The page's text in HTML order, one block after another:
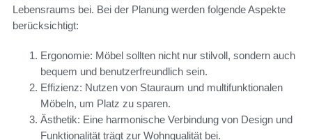
Lebensraums bei. Bei der Planung werden folgende Aspekte
berücksichtigt:
Ergonomie: Möbel sollten nicht nur stilvoll, sondern auch
bequem und benutzerfreundlich sein.
Effizienz: Nutzen von Stauraum und multifunktionalen
Möbeln, um Platz zu sparen.
Ästhetik: Eine harmonische Verbindung von Design und
Funktionalität trägt zur Wohnqualität bei.